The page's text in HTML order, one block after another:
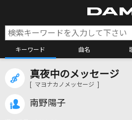
キーワード 曲名
カラオケ検索
真夜中のメッセージ
[ マヨナカノメッセージ ]
南野陽子